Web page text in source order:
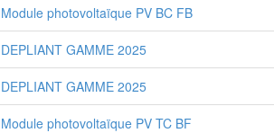
Module photovoltaïque PV BC FB
DEPLIANT GAMME 2025
DEPLIANT GAMME 2025
Module photovoltaïque PV TC BF